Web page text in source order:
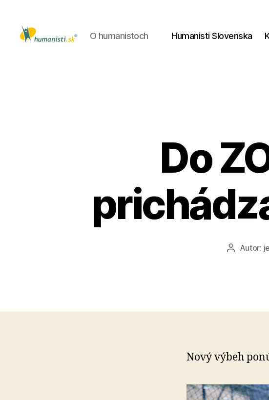
O humanistoch Humanisti Slovenska
Do
AutorAutor:
Nový výbeh